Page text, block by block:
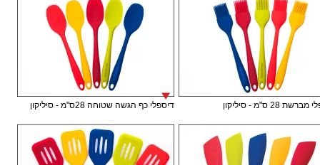
28 ס"מ - סיליקון דיספלי כף הגשה שטוחה 28ס"מ - סיליקון